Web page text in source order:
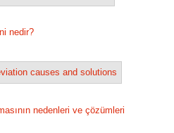
nedir?
nedenleri ve çözümleri